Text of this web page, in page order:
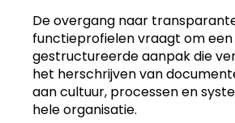
De overgang naar
functieprofielen vraagt om een
gestructureerde aanpak die
het herschrijven van
aan cultuur, processen en
hele organisatie.